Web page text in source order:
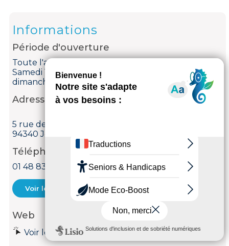
Informations
Période d'ouverture
Toute l'année, tous les jours de 15h à 20h.
Samedi 18:30–19:30
dimanche 09:30–10:30.
Adresse
5 rue de Paris
94340 Joinville-le-Pont
Téléphone
01 48 83 56 94
Voir le courriel
Web
Voir le site internet